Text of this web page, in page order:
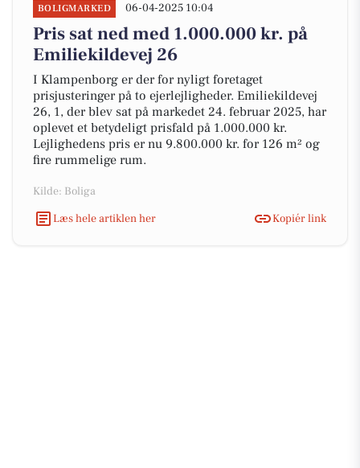
BOLIGMARKED 06-04-2025 10:04
Pris sat ned med 1.000.000 kr. på
Emiliekildevej 26
I Klampenborg er der for nyligt foretaget
prisjusteringer på to ejerlejligheder. Emiliekildevej
26, 1, der blev sat på markedet 24. februar 2025, har
oplevet et betydeligt prisfald på 1.000.000 kr.
Lejlighedens pris er nu 9.800.000 kr. for 126 m² og
fire rummelige rum.
Kilde: Boliga
Læs hele artiklen her
Kopiér link